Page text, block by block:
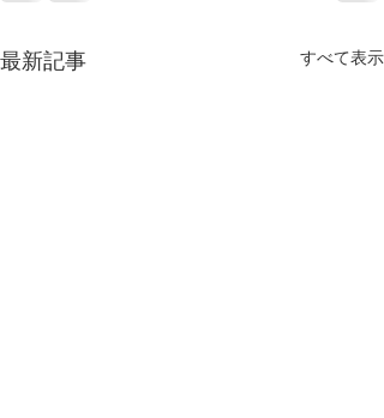
最新記事 すべて表示